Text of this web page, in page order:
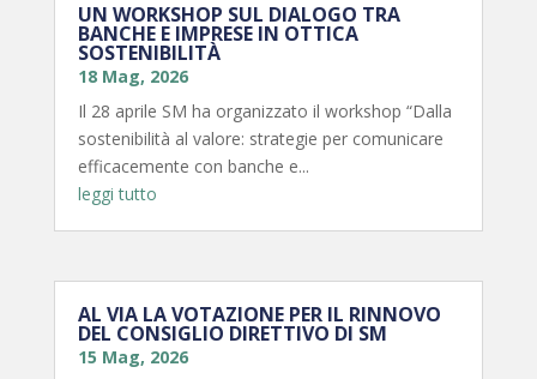
UN WORKSHOP SUL DIALOGO TRA
BANCHE E IMPRESE IN OTTICA
SOSTENIBILITÀ
18 Mag, 2026
Il 28 aprile SM ha organizzato il workshop “Dalla
sostenibilità al valore: strategie per comunicare
efficacemente con banche e...
leggi tutto
AL VIA LA VOTAZIONE PER IL RINNOVO
DEL CONSIGLIO DIRETTIVO DI SM
15 Mag, 2026